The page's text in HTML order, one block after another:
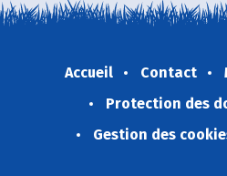
Accueil Contact
Protection des
Gestion des